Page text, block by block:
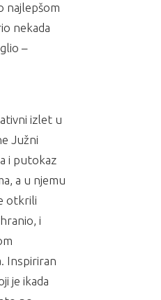
najlepšom
nekada
–
izlet u
Južni
i putokaz
a u njemu
otkrili
i
Inspiriran
je ikada